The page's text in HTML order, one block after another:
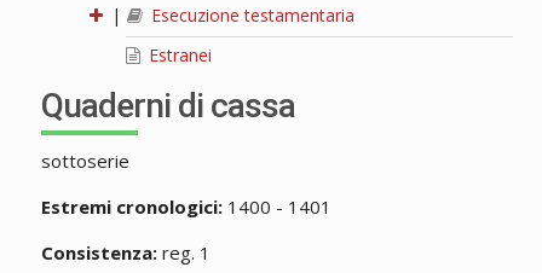
|
Esecuzione testamentaria
Estranei
Quaderni di cassa
sottoserie
Estremi cronologici:1400 - 1401
Consistenza:reg. 1